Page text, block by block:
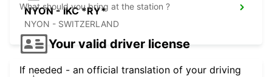
NYON - IKC *RY*
NYON - SWITZERLAND
What should you bring at the station ?
Your valid driver license
If needed - an official translation of your driving